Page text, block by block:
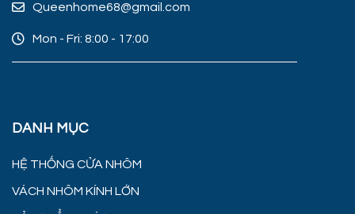
Queenhome68@gmail.com
Mon - Fri: 8:00 - 17:00
DANH MỤC
HỆ THỐNG CỬA NHÔM
VÁCH NHÔM KÍNH LỚN